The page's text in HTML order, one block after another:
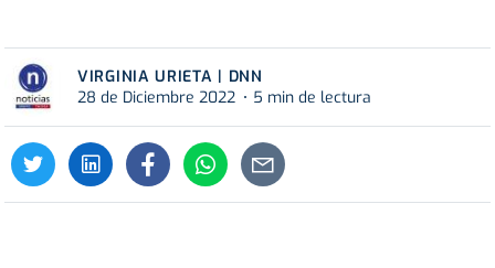
VIRGINIA URIETA | DNN
28 de Diciembre 2022
5 min de lectura